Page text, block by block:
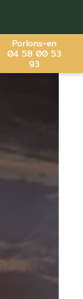
Parlons-en
04 58 00 53
93